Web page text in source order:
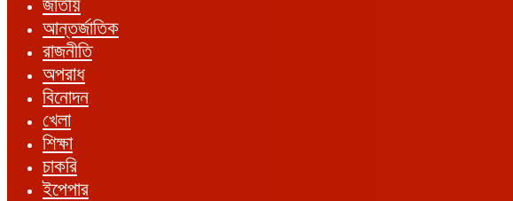
জাতীয়
আন্তর্জাতিক
রাজনীতি
অপরাধ
বিনোদন
খেলা
শিক্ষা
চাকরি
ইপেপার